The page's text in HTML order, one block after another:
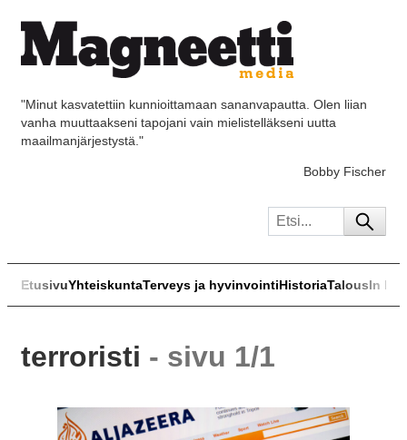
"Minut kasvatettiin kunnioittamaan sananvapautta. Olen liian
vanha muuttaakseni tapojani vain mielistelläkseni uutta
maailmanjärjestystä."
Bobby Fischer
EtusivuYhteiskuntaTerveys ja hyvinvointiHistoriaTalousIn
terroristi - sivu 1/1